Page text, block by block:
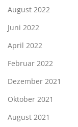
August 2022
Juni 2022
April 2022
Februar 2022
Dezember 2021
Oktober 2021
August 2021